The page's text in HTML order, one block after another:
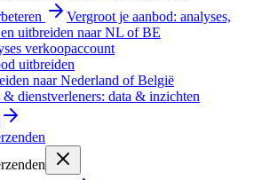
Vergroot je aanbod: analyses,
uitbreiden naar NL of BE
verkoopaccount
uitbreiden
naar Nederland of België
& dienstverleners: data & inzichten